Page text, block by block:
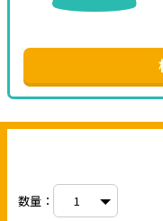
数量：